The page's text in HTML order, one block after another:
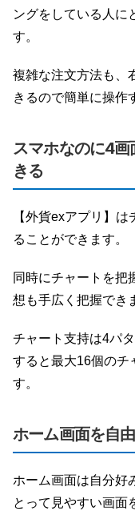
ングをしている人に
す。
複雑な注文方法も、
きるので簡単に操作
スマホなのに4
きる
【外貨exアプリ】
ることができます。
同時にチャートを把
想も手広く把握でき
チャート支持は4パ
すると最大16個のチ
す。
ホーム画面を自
ホーム画面は自分好
とって見やすい画面